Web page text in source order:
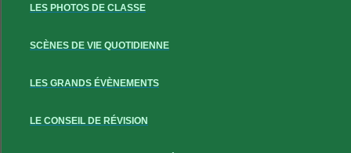
LES PHOTOS DE CLASSE
SCÈNES DE VIE QUOTIDIENNE
LES GRANDS ÉVÈNEMENTS
LE CONSEIL DE RÉVISION